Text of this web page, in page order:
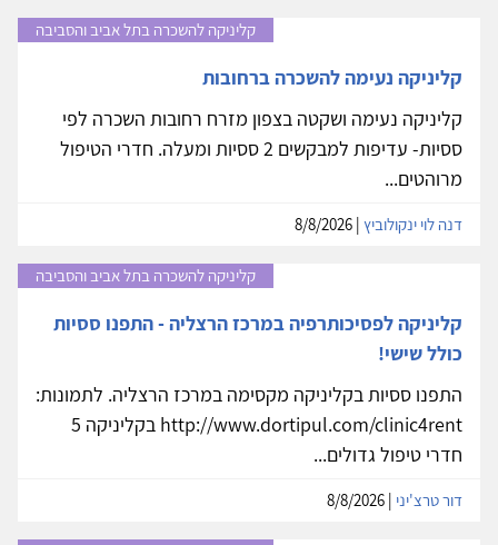
קליניקה להשכרה בתל אביב והסביבה
קליניקה נעימה להשכרה ברחובות
קליניקה נעימה ושקטה בצפון מזרח רחובות השכרה לפי
ססיות- עדיפות למבקשים 2 ססיות ומעלה. חדרי הטיפול
מרוהטים...
דנה לוי ינקולוביץ
קליניקה להשכרה בתל אביב והסביבה
קליניקה לפסיכותרפיה במרכז הרצליה - התפנו ססיות
כולל שישי!
התפנו ססיות בקליניקה מקסימה במרכז הרצליה. לתמונות:
http://www.dortipul.com/clinic4rent בקליניקה 5
חדרי טיפול גדולים...
דור טרצ'יני